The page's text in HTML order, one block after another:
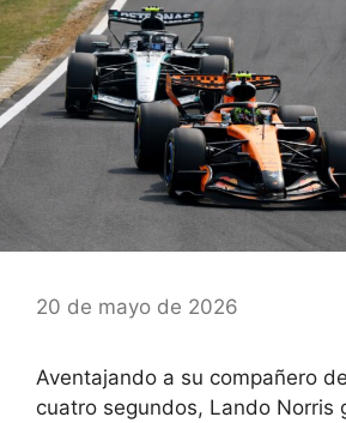
20 de mayo de 2026
Aventajando a su compañero
cuatro segundos, Lando Norris